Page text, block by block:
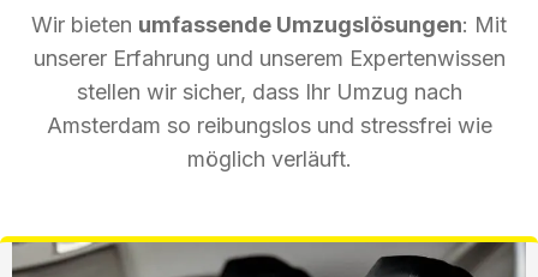
Wir bieten umfassende Umzugslösungen: Mit
unserer Erfahrung und unserem Expertenwissen
stellen wir sicher, dass Ihr Umzug nach
Amsterdam so reibungslos und stressfrei wie
möglich verläuft.